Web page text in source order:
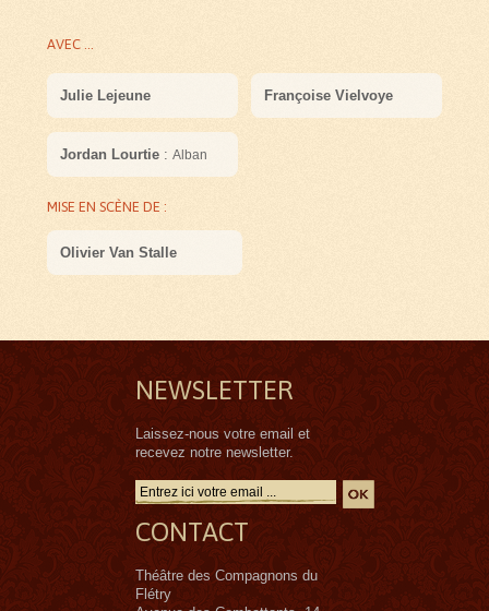
AVEC ...
Julie Lejeune Françoise Vielvoye
Jordan Lourtie: Alban
MISE EN SCÈNE DE :
Olivier Van Stalle
NEWSLETTER
Laissez-nous votre email et
recevez notre newsletter.
CONTACT
Théâtre des Compagnons du
Flétry